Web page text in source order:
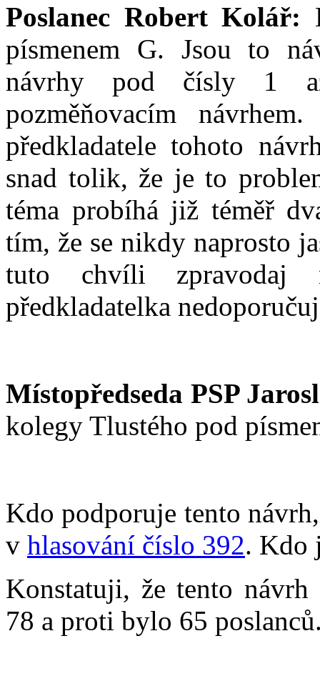
Poslanec Robert Kolář:
písmenem G. Jsou to
návrhy pod čísly 1
pozměňovacím
předkladatele tohoto
snad tolik, že je to
téma probíhá již téměř
tím, že se nikdy naprosto
tuto chvíli zpravodaj
předkladatelka
Místopředseda PSP
kolegy Tlustého pod
Kdo podporuje tento
v hlasování číslo 392. Kdo
Konstatuji, že tento
78 a proti bylo 65